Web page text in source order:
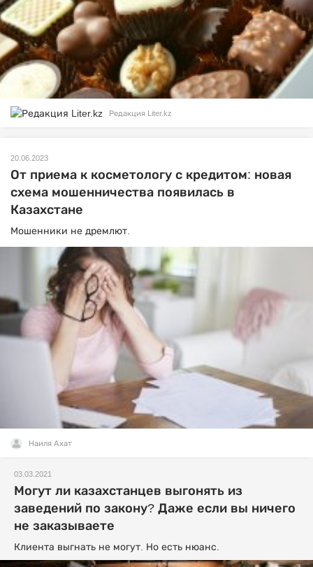
Редакция Liter.kz
20.06.2023
От приема к косметологу с кредитом: новая
схема мошенничества появилась в
Казахстане
Мошенники не дремлют.
Наиля Ахат
03.03.2021
Могут ли казахстанцев выгонять из
заведений по закону? Даже если вы ничего
не заказываете
Клиента выгнать не могут. Но есть нюанс.